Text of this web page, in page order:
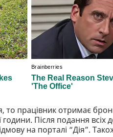
то працівник отримає
Після подання всіх
на порталі “Дія”.